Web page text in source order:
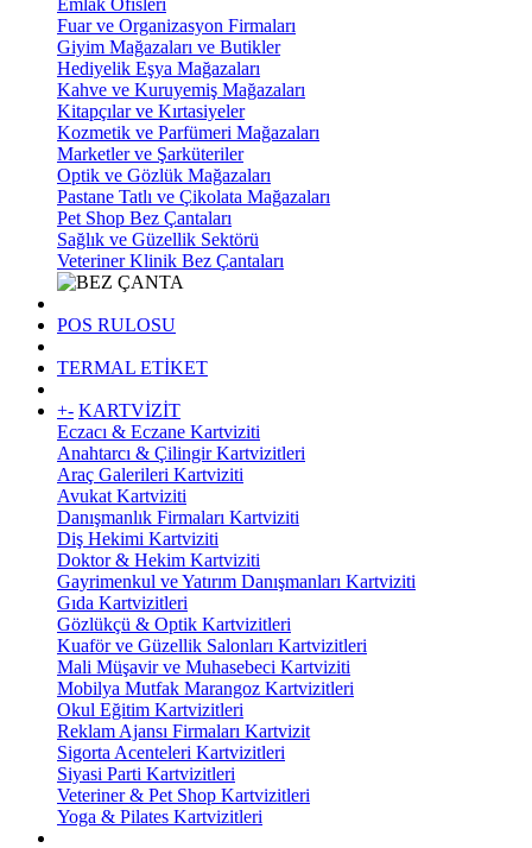
Emlak Ofisleri
Fuar ve Organizasyon Firmaları
Giyim Mağazaları ve Butikler
Hediyelik Eşya Mağazaları
Kahve ve Kuruyemiş Mağazaları
Kitapçılar ve Kırtasiyeler
Kozmetik ve Parfümeri Mağazaları
Marketler ve Şarküteriler
Optik ve Gözlük Mağazaları
Pastane Tatlı ve Çikolata Mağazaları
Pet Shop Bez Çantaları
Sağlık ve Güzellik Sektörü
Veteriner Klinik Bez Çantaları
POS RULOSU
TERMAL ETİKET
+- KARTVİZİT
Eczacı & Eczane Kartviziti
Anahtarcı & Çilingir Kartvizitleri
Araç Galerileri Kartviziti
Avukat Kartviziti
Danışmanlık Firmaları Kartviziti
Diş Hekimi Kartviziti
Doktor & Hekim Kartviziti
Gayrimenkul ve Yatırım Danışmanları Kartviziti
Gıda Kartvizitleri
Gözlükçü & Optik Kartvizitleri
Kuaför ve Güzellik Salonları Kartvizitleri
Mali Müşavir ve Muhasebeci Kartviziti
Mobilya Mutfak Marangoz Kartvizitleri
Okul Eğitim Kartvizitleri
Reklam Ajansı Firmaları Kartvizit
Sigorta Acenteleri Kartvizitleri
Siyasi Parti Kartvizitleri
Veteriner & Pet Shop Kartvizitleri
Yoga & Pilates Kartvizitleri